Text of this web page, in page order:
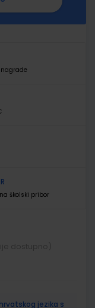
nagrade
školski pribor
jezika s